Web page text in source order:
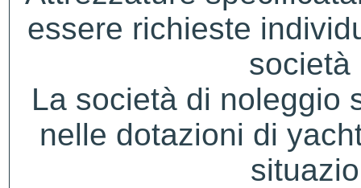
essere richieste
società
La società di noleggio
nelle dotazioni di